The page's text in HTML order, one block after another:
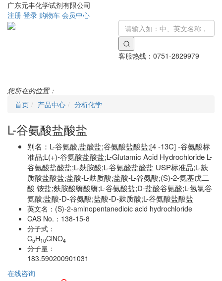
广东元丰化学试剂有限公司
注册 登录 购物车 会员中心
客服热线： 0751-2829979
您所在的位置：
首页
产品中心 分析化学
L-谷氨酸盐酸盐
别名： L-谷氨酸,盐酸盐;谷氨酸盐酸盐;[4 -13C] -谷氨酸标
准品;L(+)-谷氨酸盐酸盐;L-Glutamic Acid Hydrochloride L-
谷氨酸盐酸盐;L-麸胺酸;L-谷氨酸盐酸盐 USP标准品;L-麸
质酸盐酸盐;盐酸-L-麸质酸;盐酸-L-谷氨酸;(S)-2-氨基戊二
酸 铵盐;麩胺酸鹽酸鹽;L-谷氨酸盐;D-盐酸谷氨酸;L-氢氯谷
氨酸;盐酸-D-谷氨酸;盐酸-D-麸质酸;L-谷氨酸盐酸盐
英文名： (S)-2-aminopentanedioic acid hydrochloride
CAS No.： 138-15-8
分子式：
C5H10ClNO4
分子量：
183.590200901031
在线咨询